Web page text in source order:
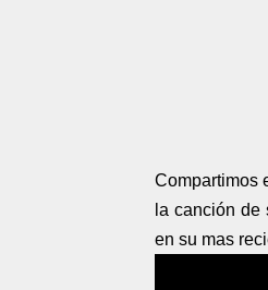
Compartimos
la canción de
en su mas